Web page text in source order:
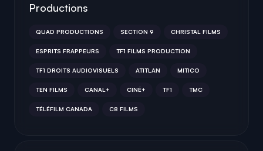
Productions
QUAD PRODUCTIONS SECTION 9 CHRISTAL FILMS
ESPRITS FRAPPEURS TF1 FILMS PRODUCTION
TF1 DROITS AUDIOVISUELS ATITLAN MITICO
TEN FILMS CANAL+ CINÉ+ TF1 TMC
TÉLÉFILM CANADA C8 FILMS